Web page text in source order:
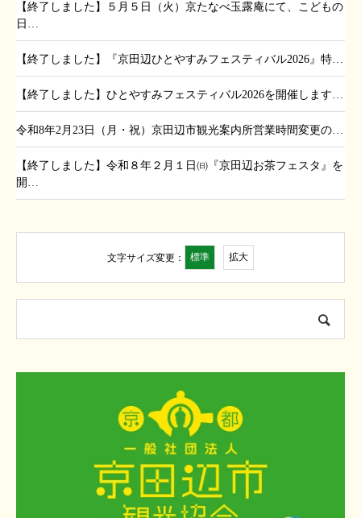
【終了しました】５月５日（火）京たなべ玉露庵にて、こどもの
日…
【終了しました】『京田辺ひとやすみフェスティバル2026』特…
【終了しました】ひとやすみフェスティバル2026を開催します…
令和8年2月23日（月・祝）京田辺市観光案内所営業時間変更の…
【終了しました】令和８年２月１日㈰『京田辺お茶フェスタ』を
開…
文字サイズ変更： 標準 拡大